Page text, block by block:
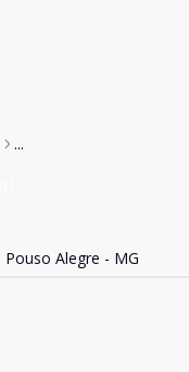
...
Alegre - MG